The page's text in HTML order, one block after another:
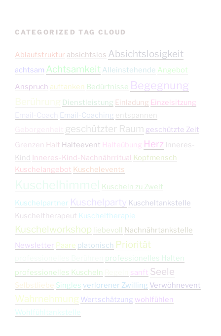
CATEGORIZED TAG CLOUD
Ablaufstruktur absichtslos Absichtslosigkeit
achtsam Achtsamkeit Alleinstehende Angebot
Anspruch auftanken Bedürfnisse Begegnung
Berührung Dienstleistung Einladung Einzelsitzung
Email-Coaching entspannen
geschützter Raum geschützte Zeit
Grenzen Halt Halteevent Halteübung Herz Inneres-
Kind Inneres-Kind-Nachnährritual Kopfmensch
Kuschelangebot Kuschelevents
Kuschelhimmel Kuscheln zu Zweit
Kuschelpartner Kuschelparty Kuscheltankstelle
Kuscheltherapeut Kuscheltherapie
Kuschelworkshop liebevoll Nachnährtankstelle
Newsletter Paare platonisch Priorität
professionelles Halten
professionelles Kuscheln
sanft Seele
Selbstliebe Singles verlorener Zwilling Verwöhnevent
Wahrnehmung Wertschätzung wohlfühlen
Wohlfühltankstelle